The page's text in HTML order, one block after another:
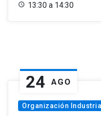
13:30 a 14:30
24 AGO
Organización Industrial